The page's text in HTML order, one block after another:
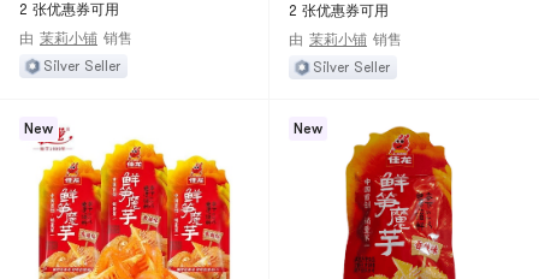
2 张优惠券可用
由 茉莉小铺 销售
Silver Seller
2 张优惠券可用
由 茉莉小铺 销售
Silver Seller
New New